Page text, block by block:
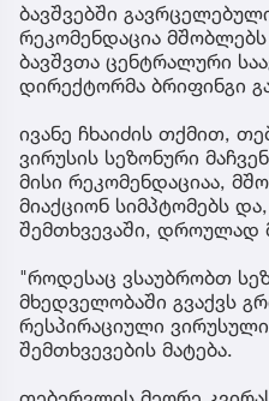
ბავშვებში
რეკომენდაცია
ბავშვთა ცენტრალური
დირექტორმა ბრიფინგი
ივანე ჩხაიძის თქმით,
ვირუსის სეზონური
მისი რეკომენდაციაა,
მიაქციონ სიმპტომებს
შემთხვევაში, დროულად
"როდესაც ვსაუბრობთ
მხედველობაში გვაქვს
რესპირაციული
შემთხვევების მატება.